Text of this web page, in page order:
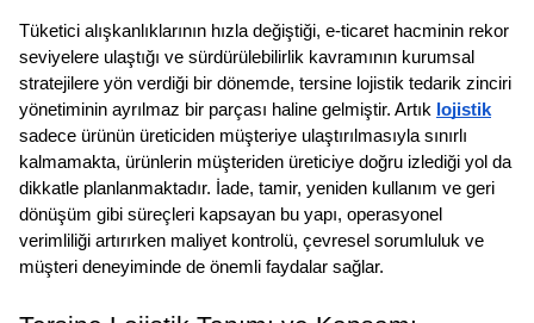
Tüketici alışkanlıklarının hızla değiştiği, e-ticaret hacminin rekor
seviyelere ulaştığı ve sürdürülebilirlik kavramının kurumsal
stratejilere yön verdiği bir dönemde, tersine lojistik tedarik zinciri
yönetiminin ayrılmaz bir parçası haline gelmiştir. Artık lojistik
sadece ürünün üreticiden müşteriye ulaştırılmasıyla sınırlı
kalmamakta, ürünlerin müşteriden üreticiye doğru izlediği yol da
dikkatle planlanmaktadır. İade, tamir, yeniden kullanım ve geri
dönüşüm gibi süreçleri kapsayan bu yapı, operasyonel
verimliliği artırırken maliyet kontrolü, çevresel sorumluluk ve
müşteri deneyiminde de önemli faydalar sağlar.